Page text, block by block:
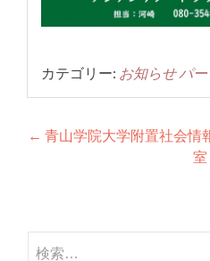
カテゴリー: お知らせ パ
投
ビ
← 青山学院大学附置社会情
室